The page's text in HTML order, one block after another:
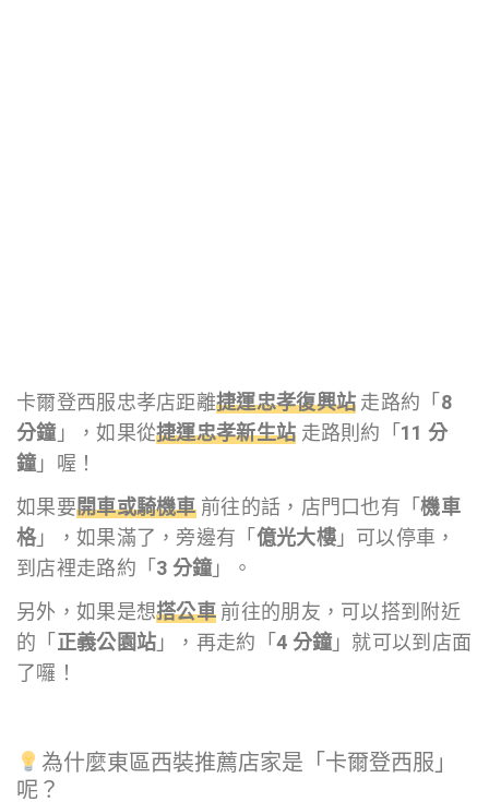
卡爾登西服忠孝店距離捷運忠孝復興站 走路約「 8
分鐘 」，如果從捷運忠孝新生站 走路則約「 11 分
鐘 」喔！
如果要開車或騎機車前往的話，店門口也有「機車
格」，如果滿了，旁邊有「 億光大樓」可以停車，
到店裡走路約「 3 分鐘 」。
另外，如果是想搭公車 前往的朋友，可以搭到附近
的「 正義公園站 」，再走約「 4 分鐘 」就可以到店面
了囉！
為什麼東區西裝推薦店家是「卡爾登西服」
呢？